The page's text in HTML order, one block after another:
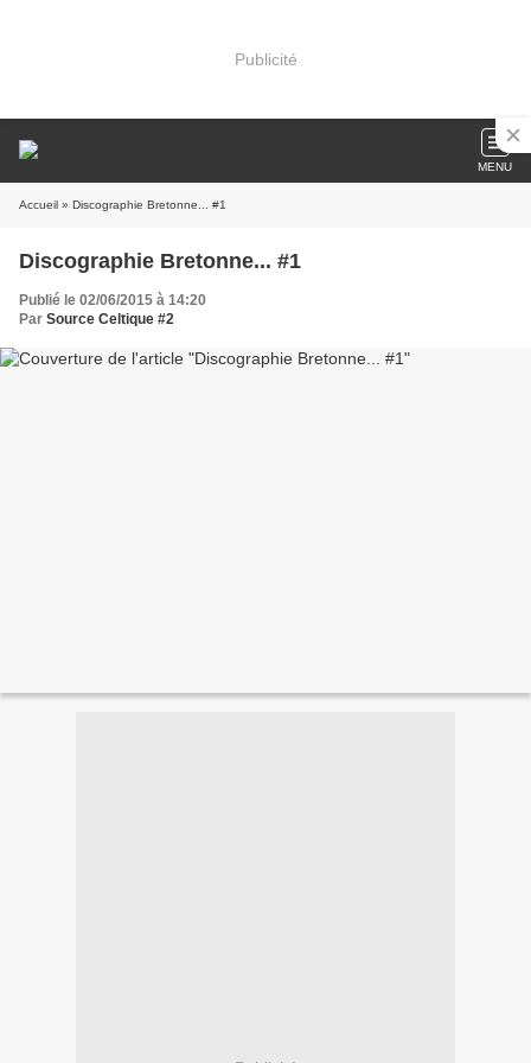
Publicité
MENU
Accueil » Discographie Bretonne... #1
Discographie Bretonne... #1
Publié le 02/06/2015 à 14:20
Par Source Celtique #2